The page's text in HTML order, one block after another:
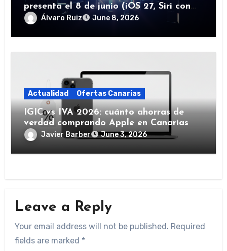
presenta el 8 de junio (iOS 27, Siri con
IA y más)
Álvaro Ruiz June 8, 2026
Actualidad Ofertas Canarias
IGIC vs IVA 2026: cuánto ahorras de
verdad comprando Apple en Canarias
Javier Barber June 3, 2026
Leave a Reply
Your email address will not be published. Required
fields are marked *